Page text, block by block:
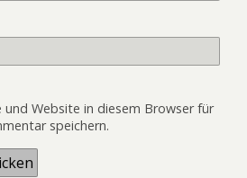
und Website in diesem Browser für
speichern.